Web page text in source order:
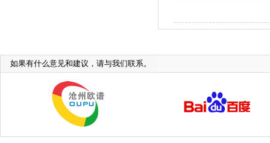
如果有什么意见和建议，请与我们联系。